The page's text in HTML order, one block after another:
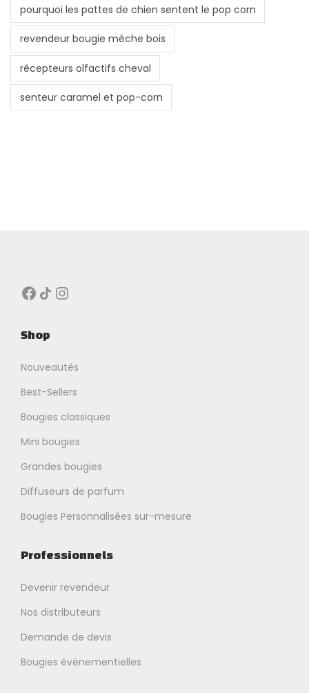
pourquoi les pattes de chien sentent le pop corn
revendeur bougie mèche bois
récepteurs olfactifs cheval
senteur caramel et pop-corn
Facebook Icône de partage Instagram
Shop
Nouveautés
Best-Sellers
Bougies classiques
Mini bougies
Grandes bougies
Diffuseurs de parfum
Bougies Personnalisées sur-mesure
Professionnels
Devenir revendeur
Nos distributeurs
Demande de devis
Bougies événementielles